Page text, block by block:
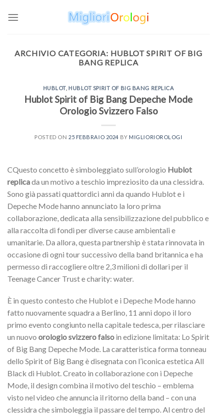
ARCHIVIO CATEGORIA: HUBLOT SPIRIT OF BIG
BANG REPLICA
HUBLOT, HUBLOT SPIRIT OF BIG BANG REPLICA
Hublot Spirit of Big Bang Depeche Mode
Orologio Svizzero Falso
POSTED ON 25 FEBBRAIO 2024 BY MIGLIORIOROLOGI
CQuesto concetto è simboleggiato sull’orologio Hublot
replicada un motivo a teschio impreziosito da una clessidra.
Sono già passati quattordici anni da quando Hublot e i
Depeche Mode hanno annunciato la loro prima
collaborazione, dedicata alla sensibilizzazione del pubblico e
alla raccolta di fondi per diverse cause ambientali e
umanitarie. Da allora, questa partnership è stata rinnovata in
occasione di ogni tour successivo della band britannica e ha
permesso di raccogliere oltre 2,3 milioni di dollari per il
Teenage Cancer Trust e charity: water.
È in questo contesto che Hublot e i Depeche Mode hanno
fatto nuovamente squadra a Berlino, 11 anni dopo il loro
primo evento congiunto nella capitale tedesca, per rilasciare
un nuovo orologio svizzero falso in edizione limitata: Lo Spirit
of Big Bang Depeche Mode. La caratteristica forma tonneau
dello Spirit of Big Bang è disegnata con l’iconica estetica All
Black di Hublot. Creato in collaborazione con i Depeche
Mode, il design combina il motivo del teschio – emblema
visto nel video che annuncia il ritorno della band – con una
clessidra che simboleggia il passare del tempo. Al centro del